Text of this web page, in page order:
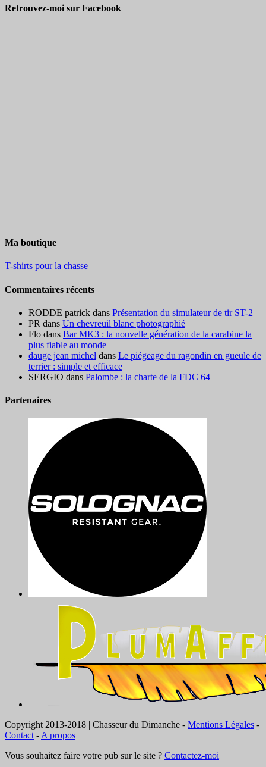
Retrouvez-moi sur Facebook
Ma boutique
T-shirts pour la chasse
Commentaires récents
RODDE patrick dans Présentation du simulateur de tir ST-2
PR dans Un chevreuil blanc photographié
Flo dans Bar MK3 : la nouvelle génération de la carabine la
plus fiable au monde
dauge jean michel dans Le piégeage du ragondin en gueule de
terrier : simple et efficace
SERGIO dans Palombe : la charte de la FDC 64
Partenaires
Copyright 2013-2018 | Chasseur du Dimanche - Mentions Légales -
Contact-A propos
Vous souhaitez faire votre pub sur le site ? Contactez-moi